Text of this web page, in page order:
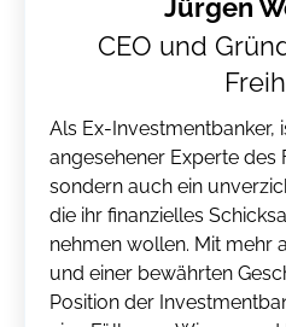
Jürgen
CEO und
Als Ex-Investmentbanker,
angesehener Experte des
sondern auch ein
die ihr finanzielles
nehmen wollen. Mit mehr
und einer bewährten
Position der